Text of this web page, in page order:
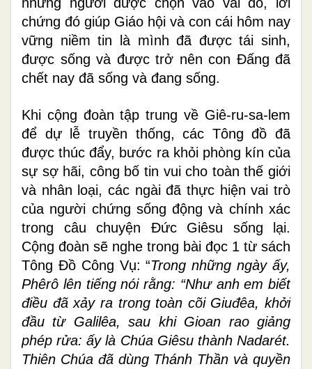
chứng đó giúp Giáo hội và con cái hôm nay
vững niềm tin là mình đã được tái sinh,
được sống và được trở nên con Đấng đã
chết nay đã sống và đang sống.
Khi cộng đoàn tập trung về Giê-ru-sa-lem
để dự lễ truyền thống, các Tông đồ đã
được thúc đẩy, bước ra khỏi phòng kín của
sự sợ hãi, công bố tin vui cho toàn thế giới
và nhân loại, các ngài đã thực hiện vai trò
của người chứng sống động và chính xác
trong câu chuyện Đức Giêsu sống lại.
Cộng đoàn sẽ nghe trong bài đọc 1 từ sách
Tông Đồ Công Vụ: “Trong những ngày ấy,
Phêrô lên tiếng nói rằng: “Như anh em biết
điều đã xảy ra trong toàn cõi Giuđêa, khởi
đầu từ Galilêa, sau khi Gioan rao giảng
phép rửa: ấy là Chúa Giêsu thành Nadarét.
Thiên Chúa đã dùng Thánh Thần và quyền